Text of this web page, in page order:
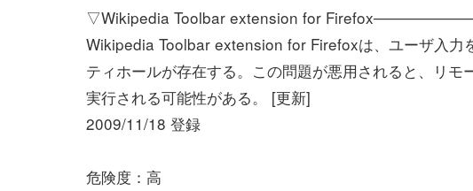
▽Wikipedia Toolbar extension for
Wikipedia Toolbar extension for Firefoxは、ユーザ入力
ティホールが存在する。この問題が悪用されると、リ
実行される可能性がある。 [更新]
2009/11/18 登録
危険度：高